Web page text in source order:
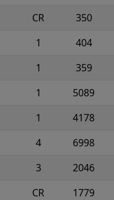
CR 350
1 404
1 359
1 5089
1 4178
4 6998
3 2046
CR 1779